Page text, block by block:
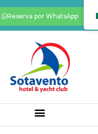
Reserva por WhatsApp